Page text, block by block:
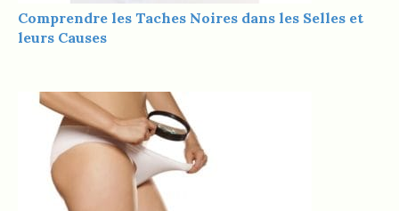
Comprendre les Taches Noires dans les Selles et
leurs Causes